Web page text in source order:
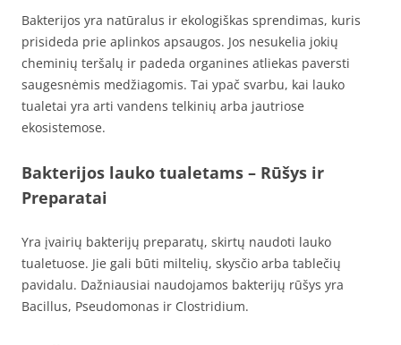
Bakterijos yra natūralus ir ekologiškas sprendimas, kuris
prisideda prie aplinkos apsaugos. Jos nesukelia jokių
cheminių teršalų ir padeda organines atliekas paversti
saugesnėmis medžiagomis. Tai ypač svarbu, kai lauko
tualetai yra arti vandens telkinių arba jautriose
ekosistemose.
Bakterijos lauko tualetams – Rūšys ir
Preparatai
Yra įvairių bakterijų preparatų, skirtų naudoti lauko
tualetuose. Jie gali būti miltelių, skysčio arba tablečių
pavidalu. Dažniausiai naudojamos bakterijų rūšys yra
Bacillus, Pseudomonas ir Clostridium.